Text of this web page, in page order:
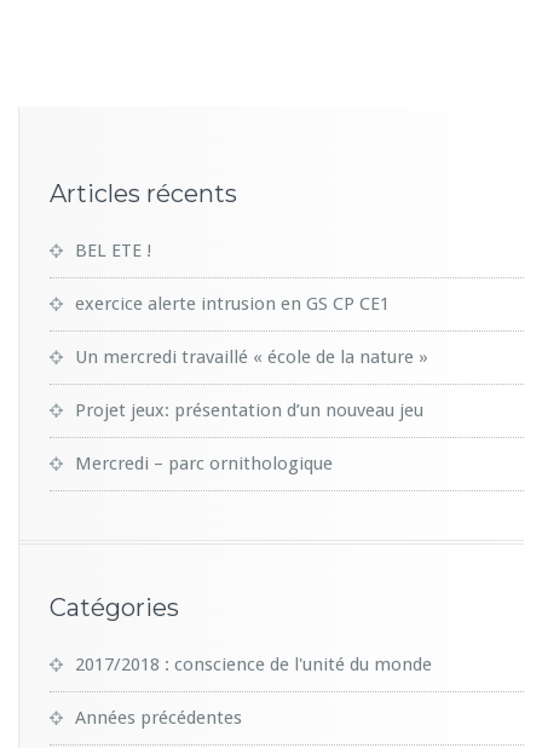
Articles récents
BEL ETE !
exercice alerte intrusion en GS CP CE1
Un mercredi travaillé « école de la nature »
Projet jeux: présentation d’un nouveau jeu
Mercredi – parc ornithologique
Catégories
2017/2018 : conscience de l'unité du monde
Années précédentes